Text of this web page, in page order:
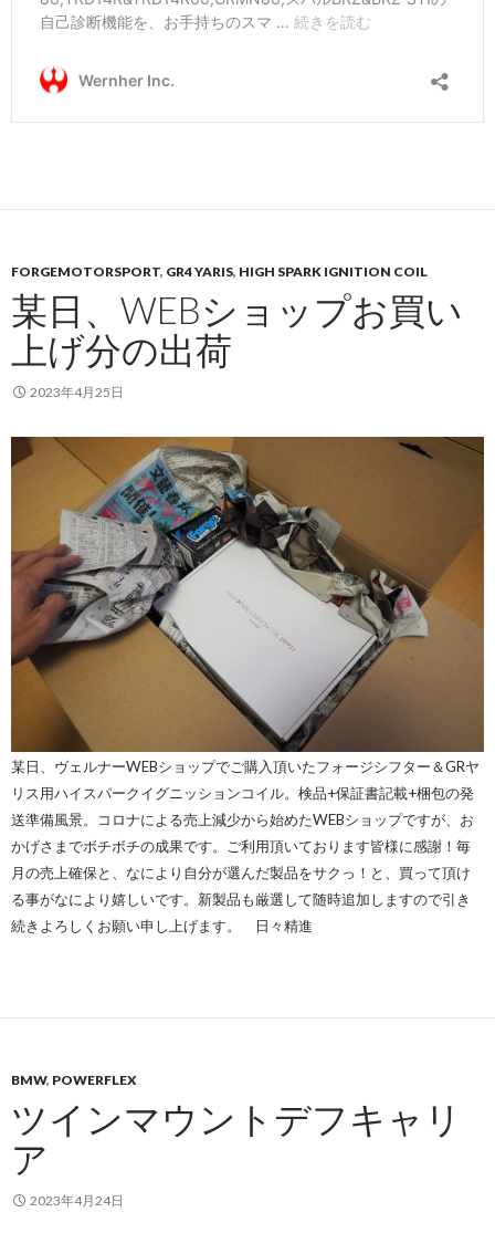
FORGEMOTORSPORT, GR4 YARIS, HIGH SPARK IGNITION COIL
某日、WEBショップお買い
上げ分の出荷
2023年4月25日
某日、ヴェルナーWEBショップでご購入頂いたフォージシフター＆GRヤ
リス用ハイスパークイグニッションコイル。検品+保証書記載+梱包の発
送準備風景。コロナによる売上減少から始めたWEBショップですが、お
かげさまでボチボチの成果です。ご利用頂いております皆様に感謝！毎
月の売上確保と、なにより自分が選んだ製品をサクっ！と、買って頂け
る事がなにより嬉しいです。新製品も厳選して随時追加しますので引き
続きよろしくお願い申し上げます。 日々精進
BMW, POWERFLEX
ツインマウントデフキャリ
ア
2023年4月24日